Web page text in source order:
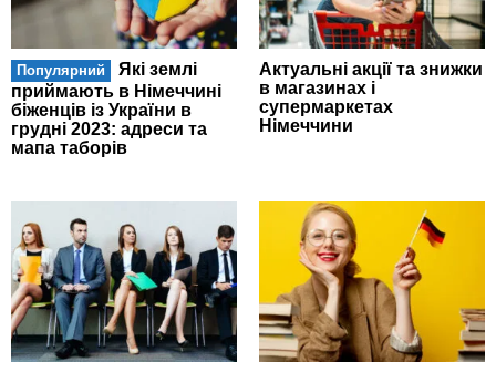
Популярний
Які землі
приймають в Німеччині
біженців із України в
грудні 2023: адреси та
мапа таборів
Актуальні акції та знижки
в магазинах і
супермаркетах
Німеччини